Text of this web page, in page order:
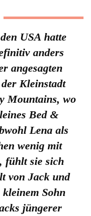
USA hatte
anders
angesagten
Kleinstadt
Mountains, wo
Bed &
Lena als
wenig mit
fühlt sie sich
von Jack und
Sohn
jüngerer